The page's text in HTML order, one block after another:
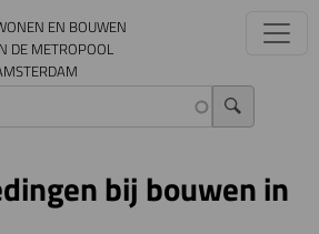
gaan
EN BOUWEN
DE METROPOOL
bij bouwen in